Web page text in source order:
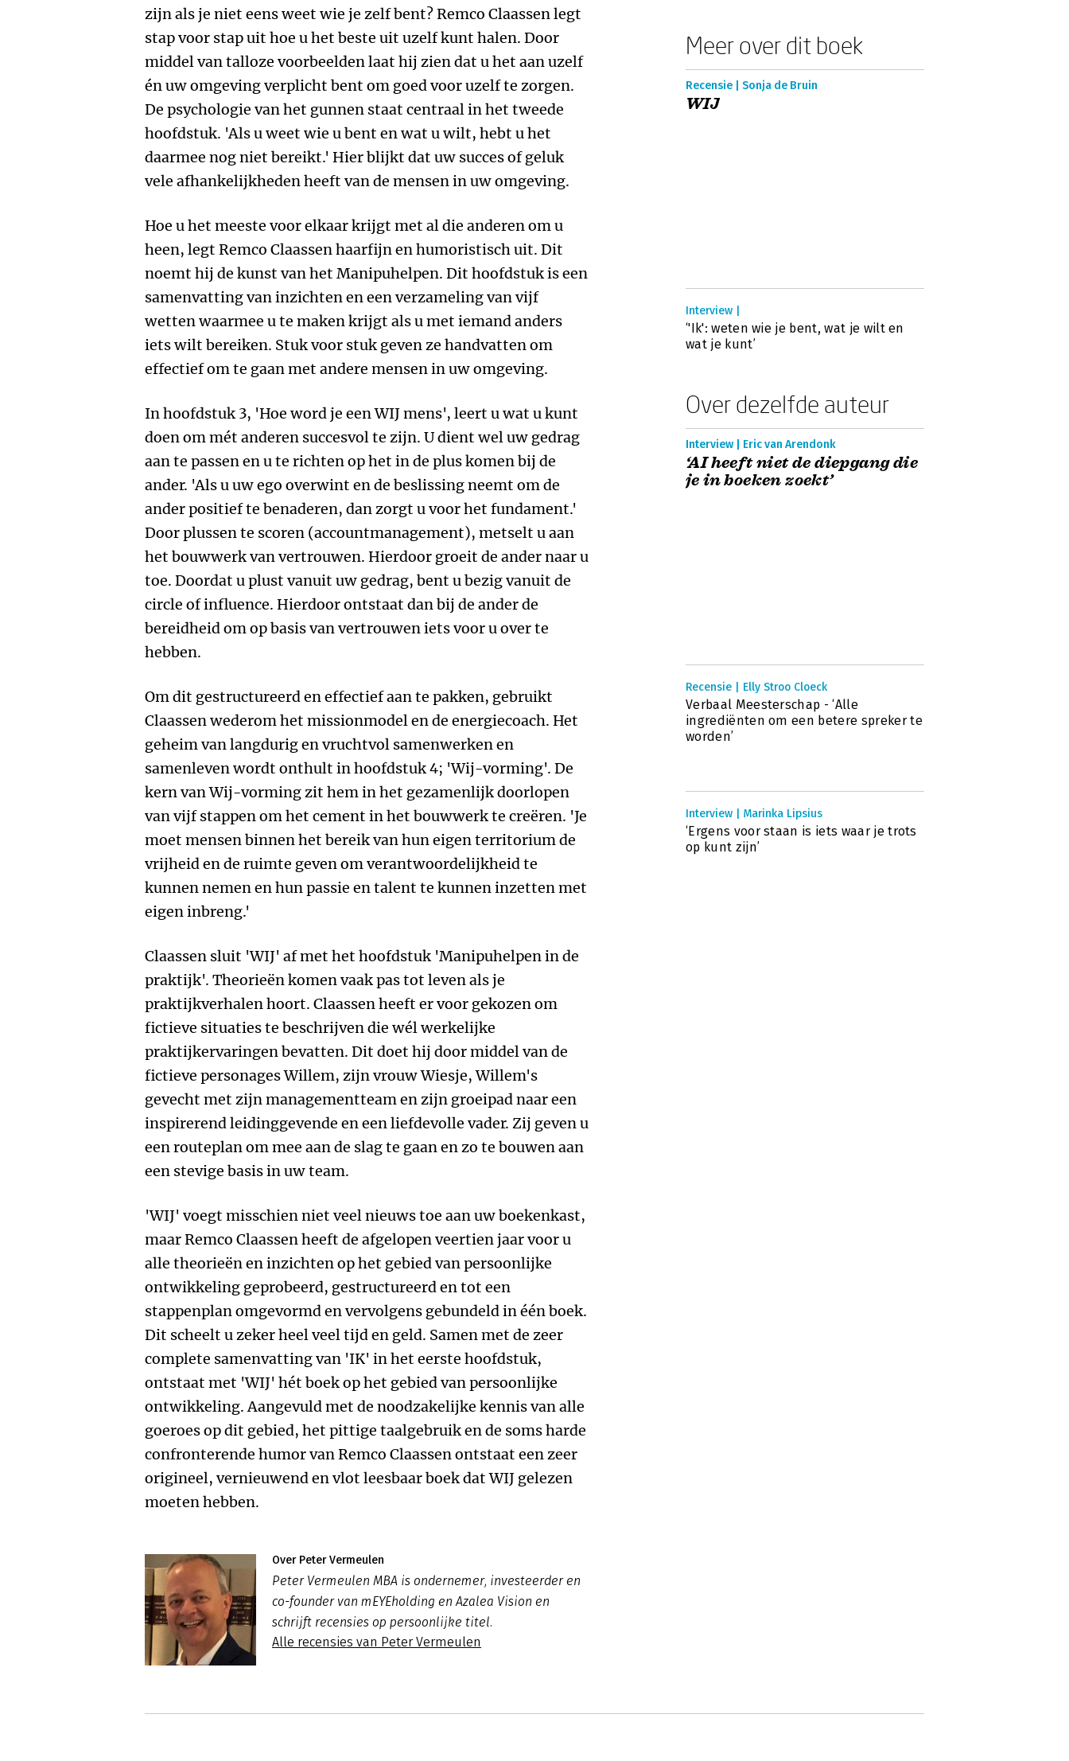
zijn als je niet eens weet wie je zelf bent? Remco Claassen legt
stap voor stap uit hoe u het beste uit uzelf kunt halen. Door
middel van talloze voorbeelden laat hij zien dat u het aan uzelf
én uw omgeving verplicht bent om goed voor uzelf te zorgen.
De psychologie van het gunnen staat centraal in het tweede
hoofdstuk. 'Als u weet wie u bent en wat u wilt, hebt u het
daarmee nog niet bereikt.' Hier blijkt dat uw succes of geluk
vele afhankelijkheden heeft van de mensen in uw omgeving.
Hoe u het meeste voor elkaar krijgt met al die anderen om u
heen, legt Remco Claassen haarfijn en humoristisch uit. Dit
noemt hij de kunst van het Manipuhelpen. Dit hoofdstuk is een
samenvatting van inzichten en een verzameling van vijf
wetten waarmee u te maken krijgt als u met iemand anders
iets wilt bereiken. Stuk voor stuk geven ze handvatten om
effectief om te gaan met andere mensen in uw omgeving.
In hoofdstuk 3, 'Hoe word je een WIJ mens', leert u wat u kunt
doen om mét anderen succesvol te zijn. U dient wel uw gedrag
aan te passen en u te richten op het in de plus komen bij de
ander. 'Als u uw ego overwint en de beslissing neemt om de
ander positief te benaderen, dan zorgt u voor het fundament.'
Door plussen te scoren (accountmanagement), metselt u aan
het bouwwerk van vertrouwen. Hierdoor groeit de ander naar u
toe. Doordat u plust vanuit uw gedrag, bent u bezig vanuit de
circle of influence. Hierdoor ontstaat dan bij de ander de
bereidheid om op basis van vertrouwen iets voor u over te
hebben.
Om dit gestructureerd en effectief aan te pakken, gebruikt
Claassen wederom het missionmodel en de energiecoach. Het
geheim van langdurig en vruchtvol samenwerken en
samenleven wordt onthult in hoofdstuk 4; 'Wij-vorming'. De
kern van Wij-vorming zit hem in het gezamenlijk doorlopen
van vijf stappen om het cement in het bouwwerk te creëren. 'Je
moet mensen binnen het bereik van hun eigen territorium de
vrijheid en de ruimte geven om verantwoordelijkheid te
kunnen nemen en hun passie en talent te kunnen inzetten met
eigen inbreng.'
Claassen sluit 'WIJ' af met het hoofdstuk 'Manipuhelpen in de
praktijk'. Theorieën komen vaak pas tot leven als je
praktijkverhalen hoort. Claassen heeft er voor gekozen om
fictieve situaties te beschrijven die wél werkelijke
praktijkervaringen bevatten. Dit doet hij door middel van de
fictieve personages Willem, zijn vrouw Wiesje, Willem's
gevecht met zijn managementteam en zijn groeipad naar een
inspirerend leidinggevende en een liefdevolle vader. Zij geven u
een routeplan om mee aan de slag te gaan en zo te bouwen aan
een stevige basis in uw team.
'WIJ' voegt misschien niet veel nieuws toe aan uw boekenkast,
maar Remco Claassen heeft de afgelopen veertien jaar voor u
alle theorieën en inzichten op het gebied van persoonlijke
ontwikkeling geprobeerd, gestructureerd en tot een
stappenplan omgevormd en vervolgens gebundeld in één boek.
Dit scheelt u zeker heel veel tijd en geld. Samen met de zeer
complete samenvatting van 'IK' in het eerste hoofdstuk,
ontstaat met 'WIJ' hét boek op het gebied van persoonlijke
ontwikkeling. Aangevuld met de noodzakelijke kennis van alle
goeroes op dit gebied, het pittige taalgebruik en de soms harde
confronterende humor van Remco Claassen ontstaat een zeer
origineel, vernieuwend en vlot leesbaar boek dat WIJ gelezen
moeten hebben.
Over Peter Vermeulen
Peter Vermeulen MBA is ondernemer, investeerder en
co-founder van mEYEholding en Azalea Vision en
schrijft recensies op persoonlijke titel.
Alle recensies van Peter Vermeulen
Meer over dit boek
Recensie | Sonja de Bruin
WIJ
Interview |
‘'Ik': weten wie je bent, wat je wilt en
wat je kunt’
Over dezelfde auteur
Interview | Eric van Arendonk
‘AI heeft niet de diepgang die
je in boeken zoekt’
Recensie | Elly Stroo Cloeck
Verbaal Meesterschap - ‘Alle
ingrediënten om een betere spreker te
worden’
Interview | Marinka Lipsius
‘Ergens voor staan is iets waar je trots
op kunt zijn’